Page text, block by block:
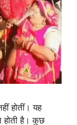
होतीं। यह
होती है। कुछ